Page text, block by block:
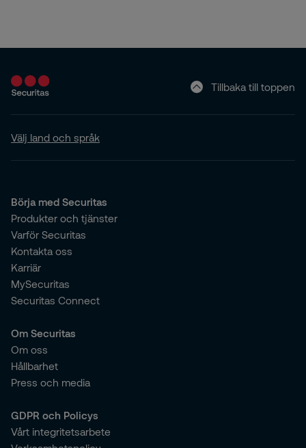
Tillbaka till toppen
Välj land och språk
Börja med Securitas
Produkter och tjänster
Varför Securitas
Kontakta oss
Karriär
MySecuritas
Securitas Connect
Om Securitas
Om oss
Hållbarhet
Press och media
GDPR och Policys
Vårt integritetsarbete